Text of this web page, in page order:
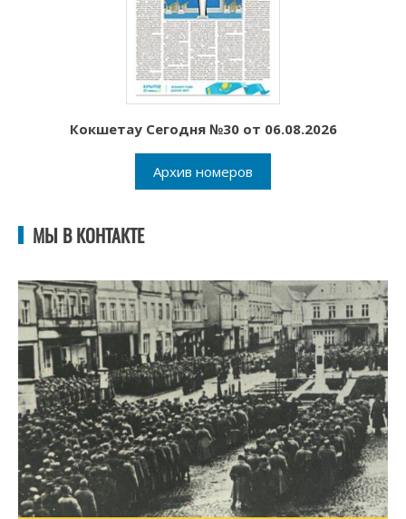
Кокшетау Сегодня №30 от 06.08.2026
Архив номеров
МЫ В КОНТАКТЕ